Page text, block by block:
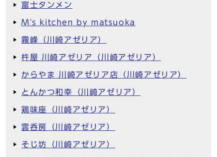
富士タンメン
M's kitchen by matsuoka
霧峰（川崎アゼリア）
杵屋 川崎アゼリア（川崎アゼリア）
からやま 川崎アゼリア店（川崎アゼリア）
とんかつ和幸（川崎アゼリア）
鶏味座（川崎アゼリア）
雲呑房（川崎アゼリア）
そじ坊（川崎アゼリア）